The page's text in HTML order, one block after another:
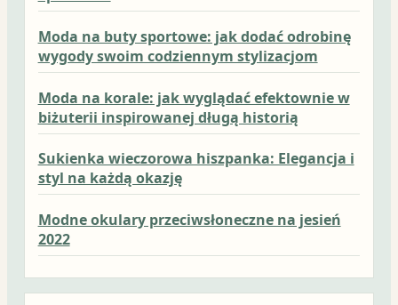
Moda na buty sportowe: jak dodać odrobinę
wygody swoim codziennym stylizacjom
Moda na korale: jak wyglądać efektownie w
biżuterii inspirowanej długą historią
Sukienka wieczorowa hiszpanka: Elegancja i
styl na każdą okazję
Modne okulary przeciwsłoneczne na jesień
2022